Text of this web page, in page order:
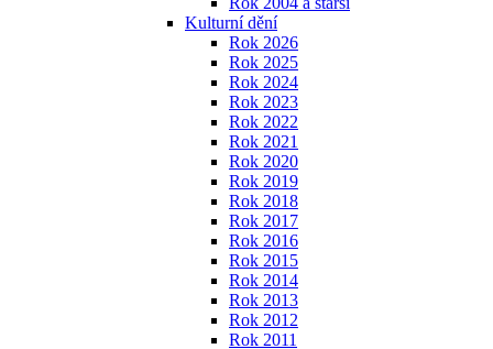
Kulturní dění
Rok 2026
Rok 2025
Rok 2024
Rok 2023
Rok 2022
Rok 2021
Rok 2020
Rok 2019
Rok 2018
Rok 2017
Rok 2016
Rok 2015
Rok 2014
Rok 2013
Rok 2012
Rok 2011